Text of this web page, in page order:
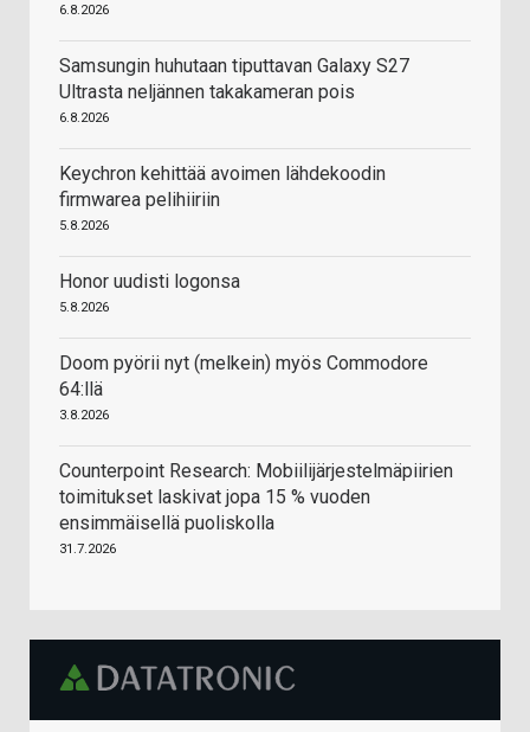
6.8.2026
Samsungin huhutaan tiputtavan Galaxy S27
Ultrasta neljännen takakameran pois
6.8.2026
Keychron kehittää avoimen lähdekoodin
firmwarea pelihiiriin
5.8.2026
Honor uudisti logonsa
5.8.2026
Doom pyörii nyt (melkein) myös Commodore
64:llä
3.8.2026
Counterpoint Research: Mobiilijärjestelmäpiirien
toimitukset laskivat jopa 15 % vuoden
ensimmäisellä puoliskolla
31.7.2026